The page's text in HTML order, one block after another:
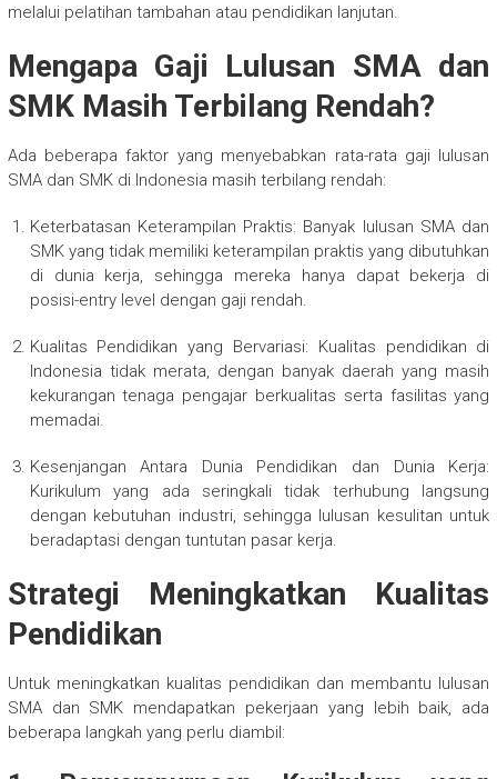
melalui pelatihan tambahan atau pendidikan lanjutan.
Mengapa Gaji Lulusan SMA dan
SMK Masih Terbilang Rendah?
Ada beberapa faktor yang menyebabkan rata-rata gaji lulusan
SMA dan SMK di Indonesia masih terbilang rendah:
Keterbatasan Keterampilan Praktis: Banyak lulusan SMA dan
SMK yang tidak memiliki keterampilan praktis yang dibutuhkan
di dunia kerja, sehingga mereka hanya dapat bekerja di
posisi-entry level dengan gaji rendah.
Kualitas Pendidikan yang Bervariasi: Kualitas pendidikan di
Indonesia tidak merata, dengan banyak daerah yang masih
kekurangan tenaga pengajar berkualitas serta fasilitas yang
memadai.
Kesenjangan Antara Dunia Pendidikan dan Dunia Kerja:
Kurikulum yang ada seringkali tidak terhubung langsung
dengan kebutuhan industri, sehingga lulusan kesulitan untuk
beradaptasi dengan tuntutan pasar kerja.
Strategi Meningkatkan Kualitas
Pendidikan
Untuk meningkatkan kualitas pendidikan dan membantu lulusan
SMA dan SMK mendapatkan pekerjaan yang lebih baik, ada
beberapa langkah yang perlu diambil: